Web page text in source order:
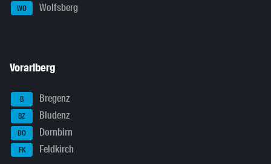
WO Wolfsberg
Vorarlberg
B Bregenz
BZ Bludenz
DO Dornbirn
FK Feldkirch